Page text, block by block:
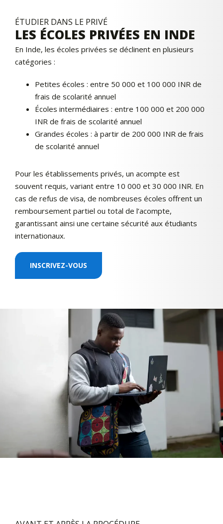
ÉTUDIER DANS LE PRIVÉ
LES ÉCOLES PRIVÉES EN INDE
En Inde, les écoles privées se déclinent en plusieurs
catégories :
Petites écoles : entre 50 000 et 100 000 INR de
frais de scolarité annuel
Écoles intermédiaires : entre 100 000 et 200 000
INR de frais de scolarité annuel
Grandes écoles : à partir de 200 000 INR de frais
de scolarité annuel
Pour les établissements privés, un acompte est
souvent requis, variant entre 10 000 et 30 000 INR. En
cas de refus de visa, de nombreuses écoles offrent un
remboursement partiel ou total de l’acompte,
garantissant ainsi une certaine sécurité aux étudiants
internationaux.
INSCRIVEZ-VOUS